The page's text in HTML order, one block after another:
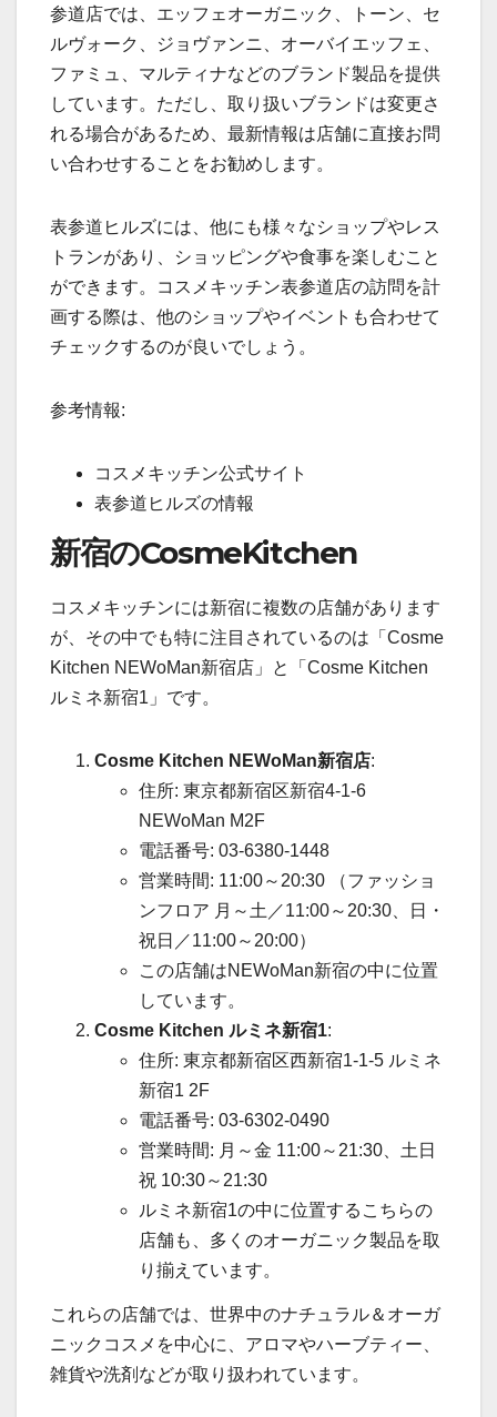
参道店では、エッフェオーガニック、トーン、セ
ルヴォーク、ジョヴァンニ、オーバイエッフェ、
ファミュ、マルティナなどのブランド製品を提供
しています。ただし、取り扱いブランドは変更さ
れる場合があるため、最新情報は店舗に直接お問
い合わせすることをお勧めします。
表参道ヒルズには、他にも様々なショップやレス
トランがあり、ショッピングや食事を楽しむこと
ができます。コスメキッチン表参道店の訪問を計
画する際は、他のショップやイベントも合わせて
チェックするのが良いでしょう。
参考情報:
コスメキッチン公式サイト​​
表参道ヒルズの情報​​
新宿のCosmeKitchen
コスメキッチンには新宿に複数の店舗があります
が、その中でも特に注目されているのは「Cosme
Kitchen NEWoMan新宿店」と「Cosme Kitchen
ルミネ新宿1」です。
Cosme Kitchen NEWoMan新宿店:
住所: 東京都新宿区新宿4-1-6
NEWoMan M2F
電話番号: 03-6380-1448
営業時間: 11:00～20:30 （ファッショ
ンフロア 月～土／11:00～20:30、日・
祝日／11:00～20:00）
この店舗はNEWoMan新宿の中に位置
しています。
Cosme Kitchen ルミネ新宿1:
住所: 東京都新宿区西新宿1-1-5 ルミネ
新宿1 2F
電話番号: 03-6302-0490
営業時間: 月～金 11:00～21:30、土日
祝 10:30～21:30
ルミネ新宿1の中に位置するこちらの
店舗も、多くのオーガニック製品を取
り揃えています。
これらの店舗では、世界中のナチュラル＆オーガ
ニックコスメを中心に、アロマやハーブティー、
雑貨や洗剤などが取り扱われています。